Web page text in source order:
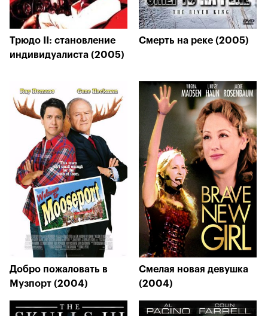
Трюдо II: становление
индивидуалиста (2005)
Смерть на реке (2005)
Добро пожаловать в
Музпорт (2004)
Смелая новая девушка
(2004)